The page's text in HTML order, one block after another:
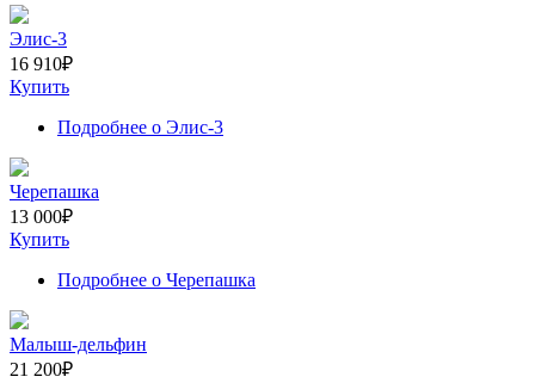
Элис-3
16 910₽
Купить
Подробнее о Элис-3
Черепашка
13 000₽
Купить
Подробнее о Черепашка
Малыш-дельфин
21 200₽